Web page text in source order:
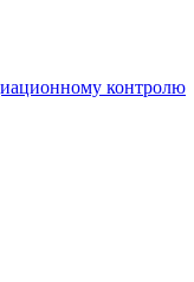
контролю